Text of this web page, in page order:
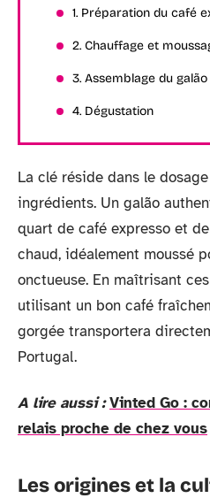
1. Préparation du café
2. Chauffage et
3. Assemblage du galão
4. Dégustation
La clé réside dans le
ingrédients. Un galão
quart de café expresso et
chaud, idéalement moussé
onctueuse. En maîtrisant
utilisant un bon café
gorgée transportera
Portugal.
A lire aussi : Vinted Go :
relais proche de chez vous
Les origines et la